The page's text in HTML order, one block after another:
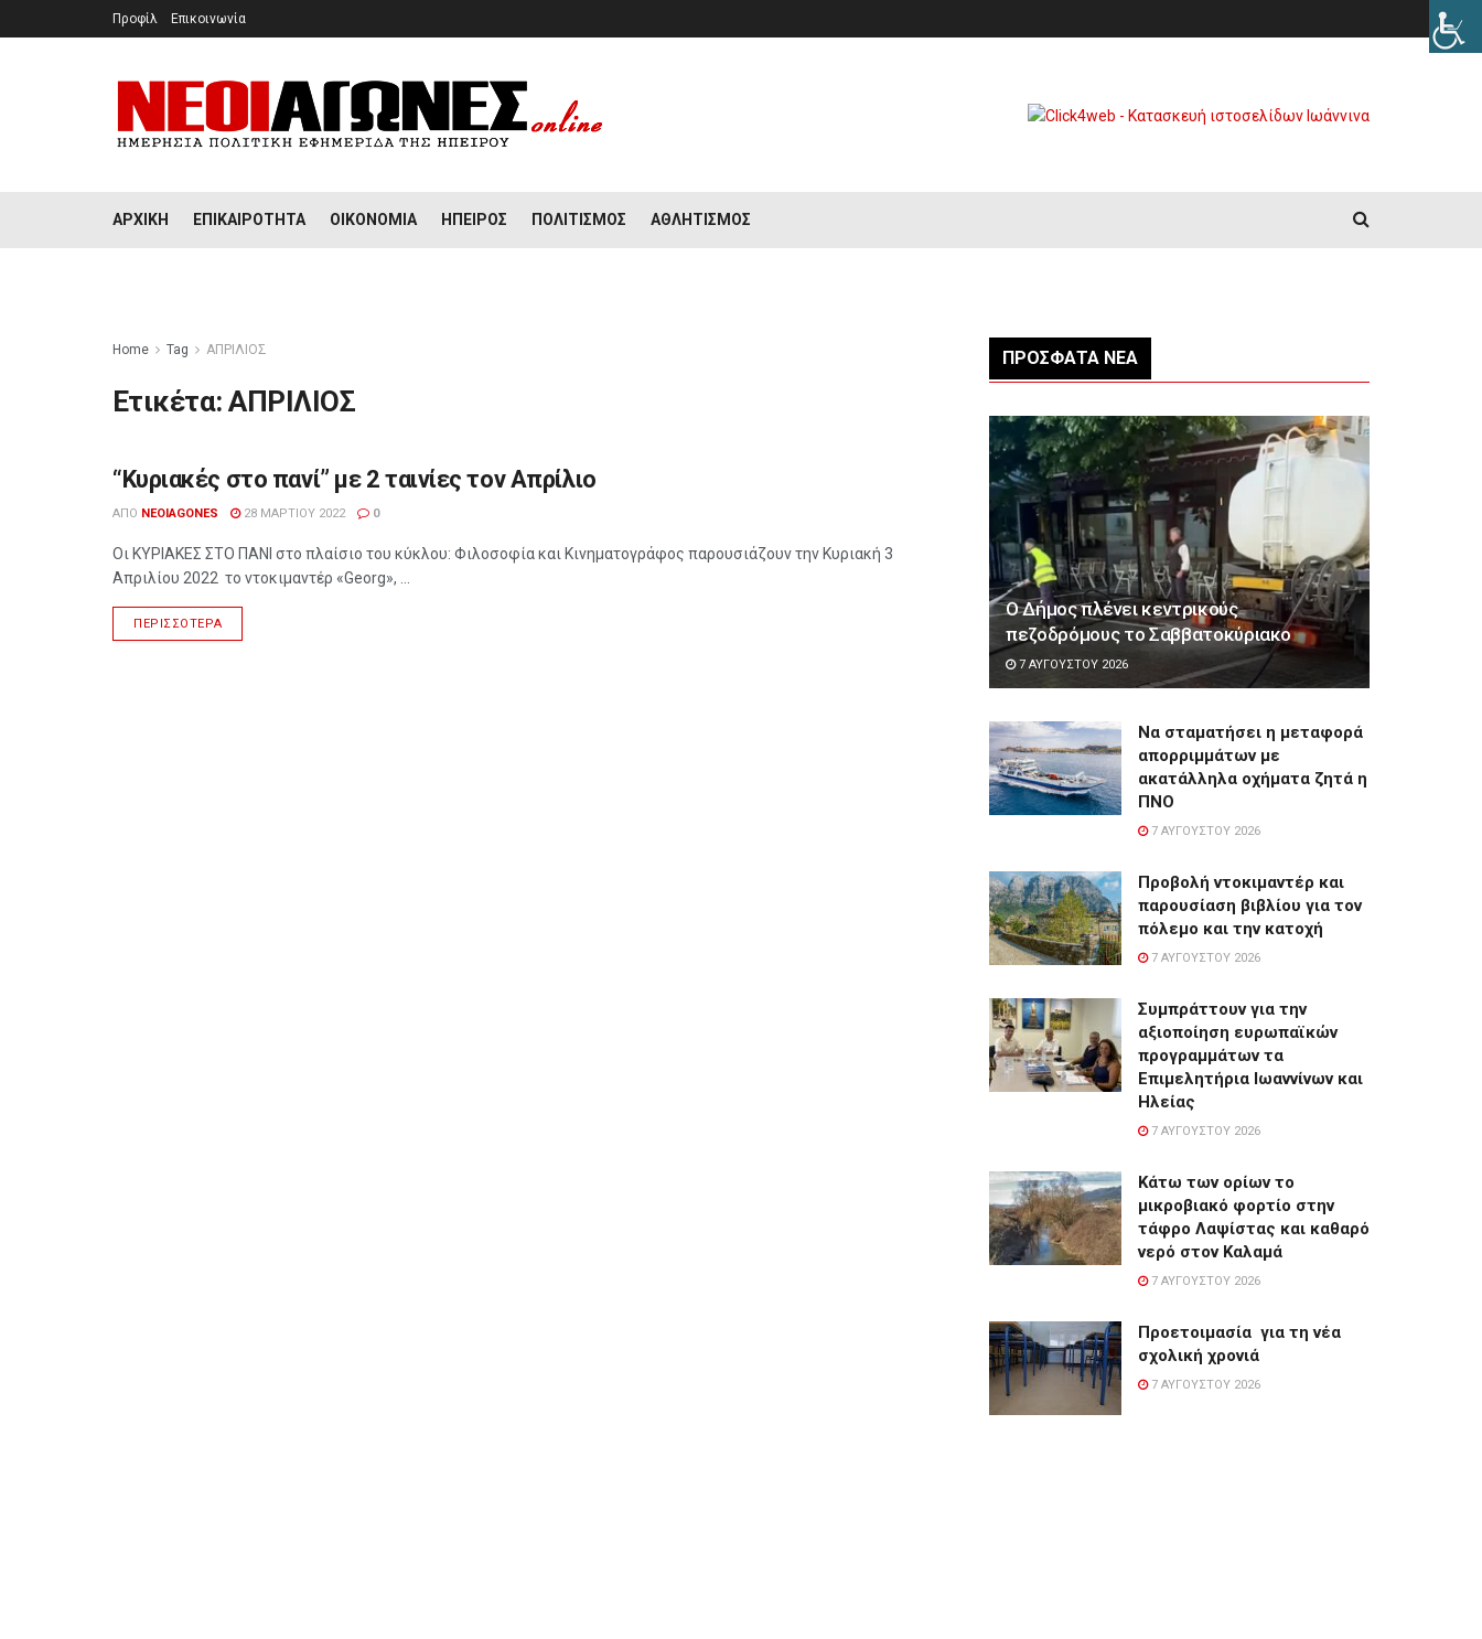
Προφίλ Επικοινωνία
ΑΡΧΙΚΉ ΕΠΙΚΑΙΡΌΤΗΤΑ ΟΙΚΟΝΟΜΊΑ ΉΠΕΙΡΟΣ ΠΟΛΙΤΙΣΜΌΣ ΑΘΛΗΤΙΣΜΌΣ
Home Tag ΑΠΡΙΛΙΟΣ
Ετικέτα:ΑΠΡΙΛΙΟΣ
ΠΟΛΙΤΙΣΜΌΣ
“Κυριακές στο πανί” με 2 ταινίες τον Απρίλιο
ΑΠΌ NEOIAGONES 28 ΜΑΡΤΊΟΥ 2022 0
Οι ΚΥΡΙΑΚΕΣ ΣΤΟ ΠΑΝΙ στο πλαίσιο του κύκλου: Φιλοσοφία και Κινηματογράφος παρουσιάζουν την Κυριακή 3
Απριλίου 2022 το ντοκιμαντέρ «Georg», ...
ΠΕΡΙΣΣΌΤΕΡΑ
ΠΡΌΣΦΑΤΑ ΝΈΑ
Ο Δήμος πλένει κεντρικούς
πεζοδρόμους το Σαββατοκύριακο
7 ΑΥΓΟΎΣΤΟΥ 2026
Να σταματήσει η μεταφορά
απορριμμάτων με
ακατάλληλα οχήματα ζητά η
ΠΝΟ
7 ΑΥΓΟΎΣΤΟΥ 2026
Προβολή ντοκιμαντέρ και
παρουσίαση βιβλίου για τον
πόλεμο και την κατοχή
7 ΑΥΓΟΎΣΤΟΥ 2026
Συμπράττουν για την
αξιοποίηση ευρωπαϊκών
προγραμμάτων τα
Επιμελητήρια Ιωαννίνων και
Ηλείας
7 ΑΥΓΟΎΣΤΟΥ 2026
Κάτω των ορίων το
μικροβιακό φορτίο στην
τάφρο Λαψίστας και καθαρό
νερό στον Καλαμά
7 ΑΥΓΟΎΣΤΟΥ 2026
Προετοιμασία για τη νέα
σχολική χρονιά
7 ΑΥΓΟΎΣΤΟΥ 2026